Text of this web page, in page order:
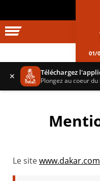
01/
✕ Téléchargez
Plongez au coeur
Le sitewww.dakar.com